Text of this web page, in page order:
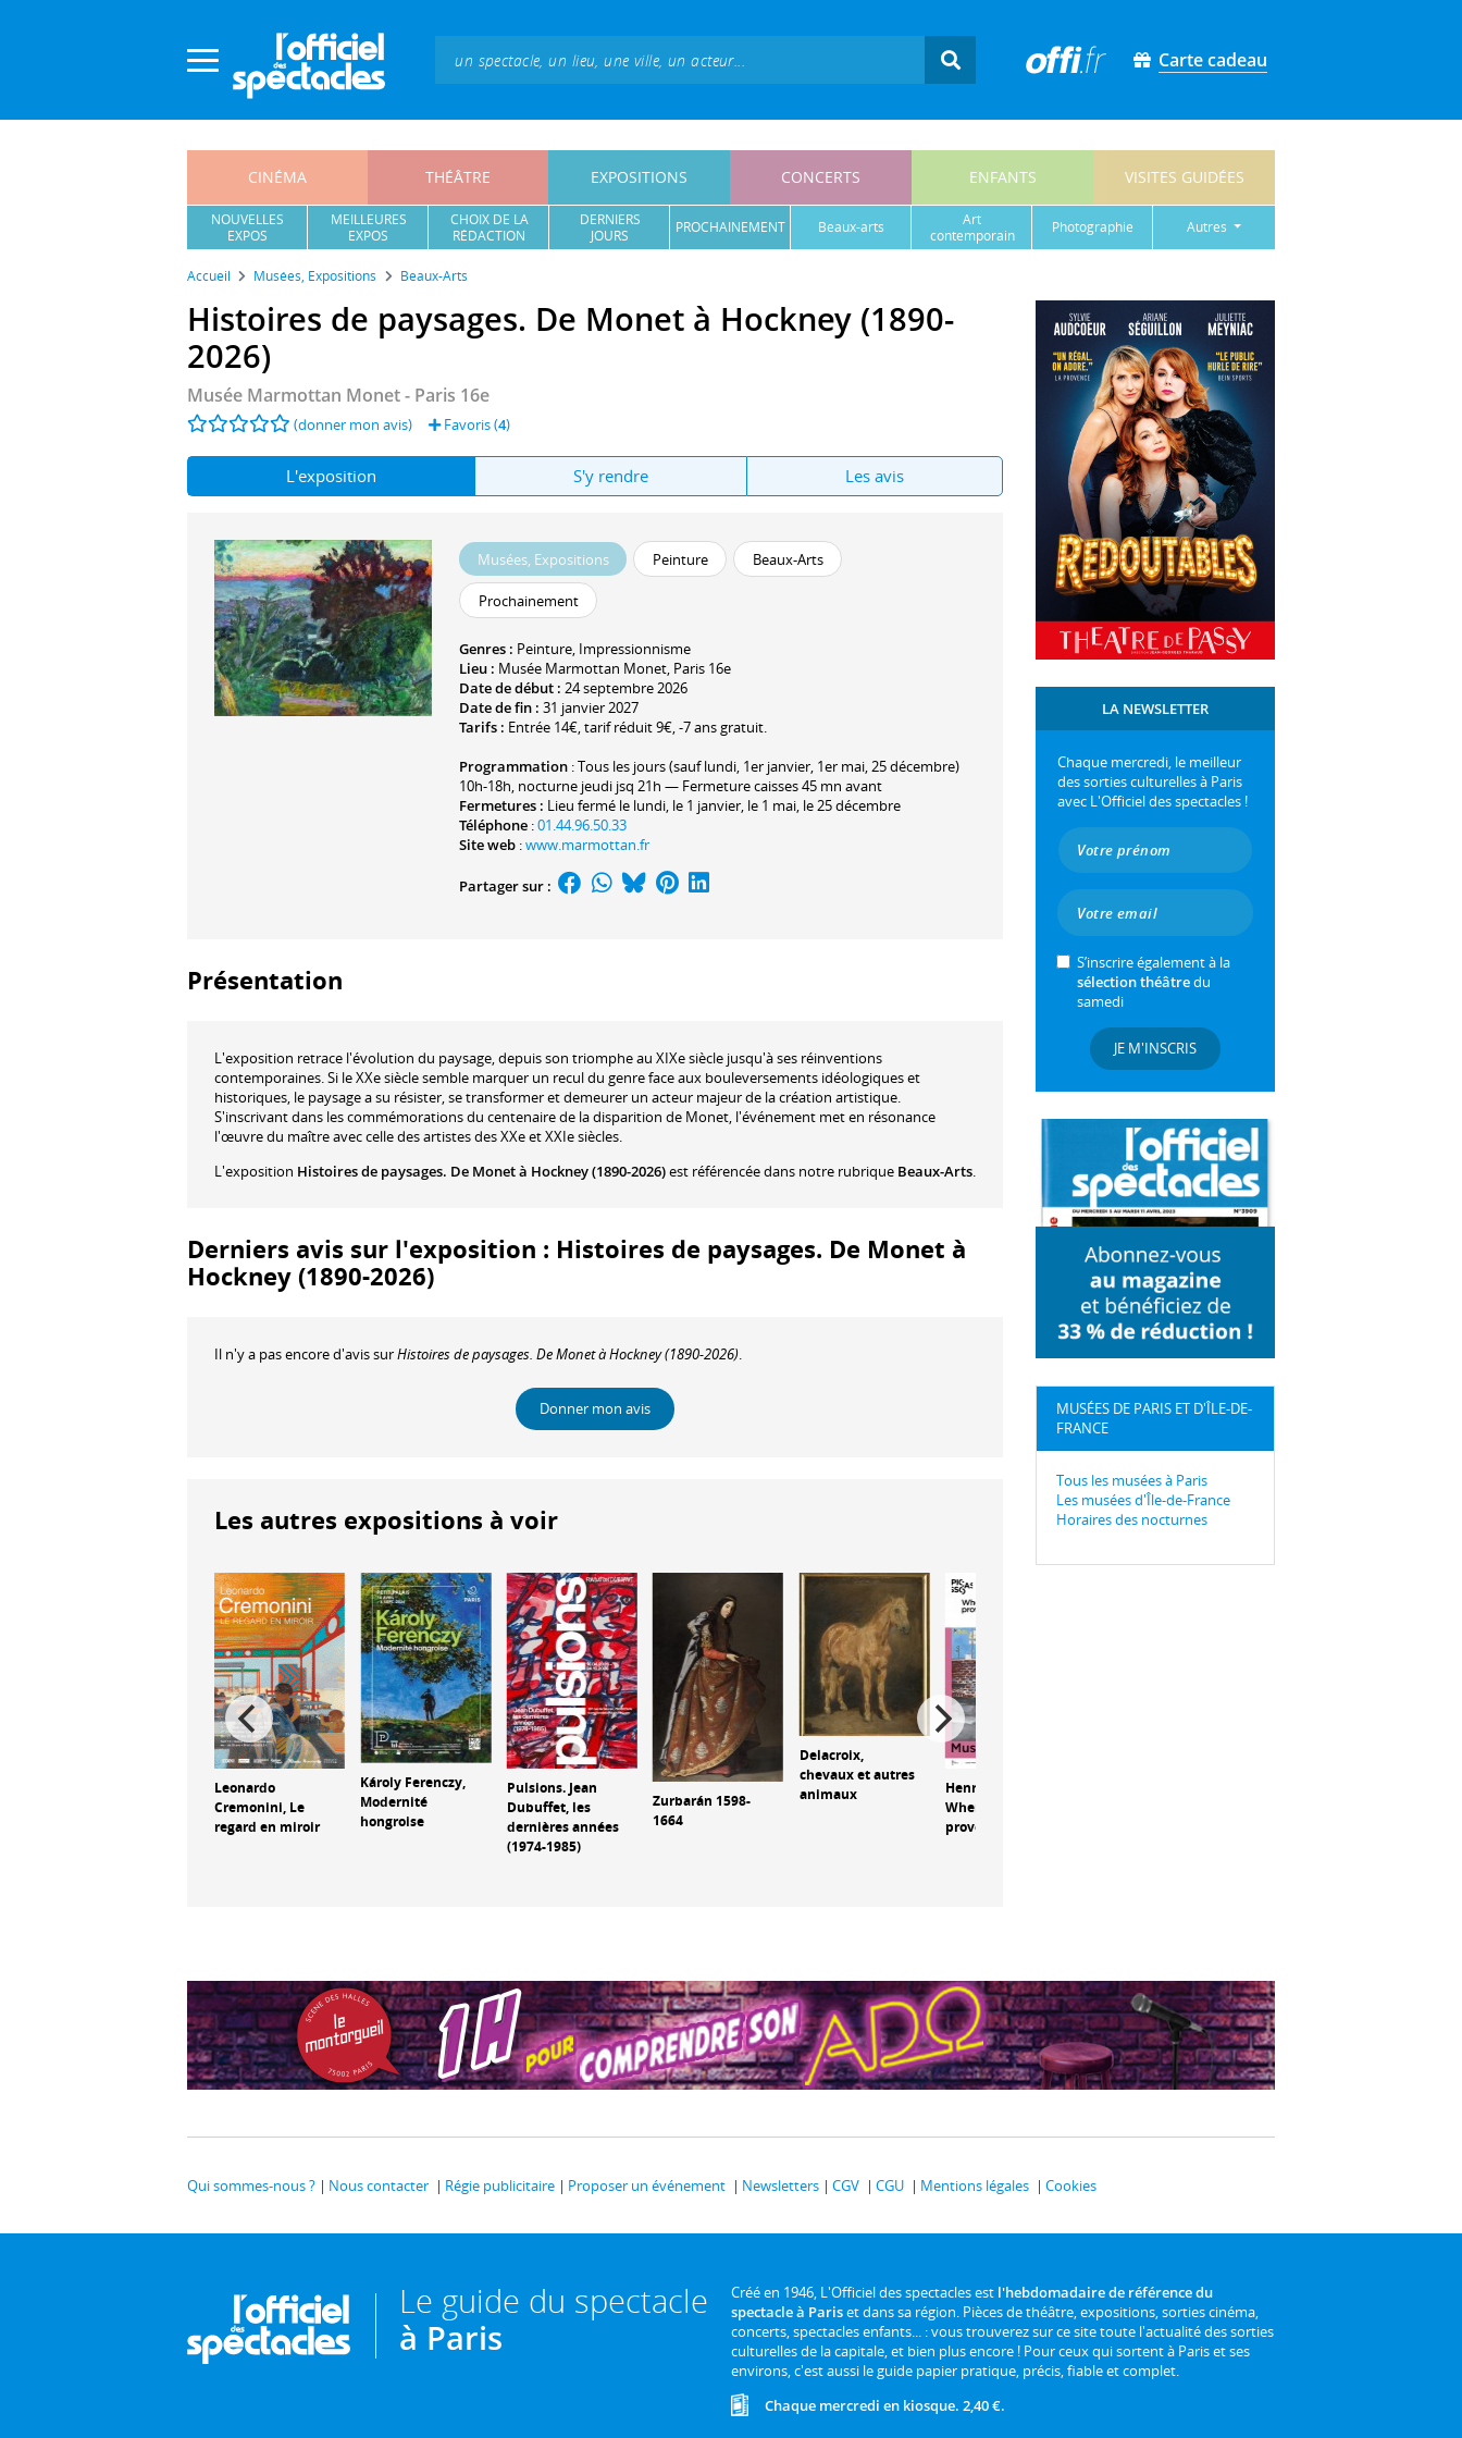
Carte cadeau
CINÉMA THÉÂTRE EXPOSITIONS CONCERTS ENFANTS VISITES GUIDÉES
NOUVELLES
EXPOS
MEILLEURES
EXPOS
CHOIX DE LA
RÉDACTION
DERNIERS
JOURS
PROCHAINEMENT beaux-arts
art
contemporain
photographie autres
Accueil Musées, Expositions Beaux-Arts
Histoires de paysages. De Monet à Hockney (1890-
2026)
Musée Marmottan Monet- Paris 16e
(donner mon avis) Favoris (4)
L'exposition S'y rendre Les avis
Musées, Expositions Peinture Beaux-Arts
Prochainement
Genres : Peinture, Impressionnisme
Lieu : Musée Marmottan Monet, Paris 16e
Date de début : 24 septembre 2026
Date de fin : 31 janvier 2027
Tarifs : Entrée 14€, tarif réduit 9€, -7 ans gratuit.
Programmation : Tous les jours (sauf lundi, 1er janvier, 1er mai, 25 décembre)
10h-18h, nocturne jeudi jsq 21h — Fermeture caisses 45 mn avant
Fermetures : Lieu fermé le lundi, le 1 janvier, le 1 mai, le 25 décembre
Téléphone :01.44.96.50.33
Site web :www.marmottan.fr
Partager sur :
Présentation
L'exposition retrace l'évolution du paysage, depuis son triomphe au XIXe siècle jusqu'à ses réinventions
contemporaines. Si le XXe siècle semble marquer un recul du genre face aux bouleversements idéologiques et
historiques, le paysage a su résister, se transformer et demeurer un acteur majeur de la création artistique.
S'inscrivant dans les commémorations du centenaire de la disparition de Monet, l'événement met en résonance
l'œuvre du maître avec celle des artistes des XXe et XXIe siècles.
L'exposition Histoires de paysages. De Monet à Hockney (1890-2026)est référencée dans notre rubrique Beaux-Arts.
Derniers avis sur l'exposition : Histoires de paysages. De Monet à
Hockney (1890-2026)
Il n'y a pas encore d'avis surHistoires de paysages. De Monet à Hockney (1890-2026).
Donner mon avis
Les autres expositions à voir
Leonardo
Cremonini, Le
regard en miroir
Károly Ferenczy,
Modernité
hongroise
Pulsions. Jean
Dubuffet, les
dernières années
(1974-1985)
Zurbarán 1598-
1664
Delacroix,
chevaux et autres
animaux
Henry Taylor.
Where thoughts
provoke
LA NEWSLETTER
Chaque mercredi, le meilleur
des sorties culturelles à Paris
avec L'Officiel des spectacles !
S’inscrire également à la
sélection théâtredu
samedi
JE M'INSCRIS
MUSÉES DE PARIS ET D'ÎLE-DE-
FRANCE
Tous les musées à Paris
Les musées d'Île-de-France
Horaires des nocturnes
Qui sommes-nous ? Nous contacter Régie publicitaire Proposer un événement Newsletters CGV CGU Mentions légales Cookies
Le guide du spectacle
à Paris
Créé en 1946, L'Officiel des spectacles est l'hebdomadaire de référence du
spectacle à Pariset dans sa région. Pièces de théâtre, expositions, sorties cinéma,
concerts, spectacles enfants... : vous trouverez sur ce site toute l'actualité des sorties
culturelles de la capitale, et bien plus encore ! Pour ceux qui sortent à Paris et ses
environs, c'est aussi le guide papier pratique, précis, fiable et complet.
Chaque mercredi en kiosque. 2,40 €.